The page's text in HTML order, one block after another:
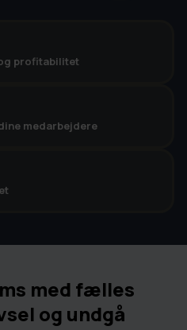
profitabilitet
medarbejdere
med fælles
og undgå